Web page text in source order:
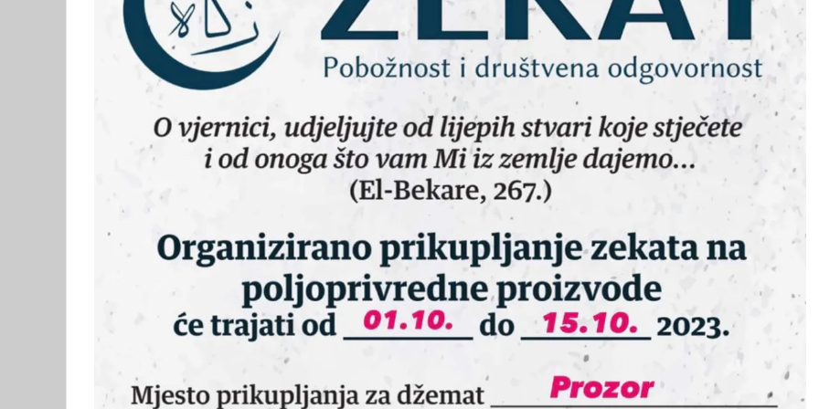
odnos u Sudsku
policiju u Federaciji
Bosne i
Hercegovine
volonterskog rada
u Općini Prozor za
2026. godinu
29/05/2026
2 min read
dodjelu donacija za
kupovinu
građevinskog
materijala
24/04/2026
1 min read